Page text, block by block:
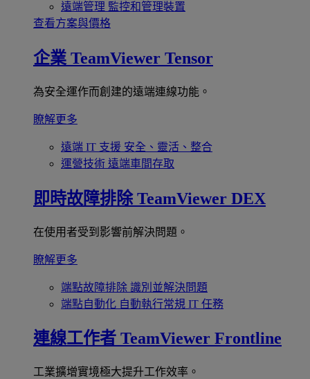
遠端管理 監控和管理裝置
查看方案與價格
企業 TeamViewer Tensor
為安全運作而創建的遠端連線功能。
瞭解更多
遠端 IT 支援 安全、靈活、整合
運營技術 遠端車間存取
即時故障排除 TeamViewer DEX
在使用者受到影響前解決問題。
瞭解更多
端點故障排除 識別並解決問題
端點自動化 自動執行常規 IT 任務
連線工作者 TeamViewer Frontline
工業擴增實境極大提升工作效率。